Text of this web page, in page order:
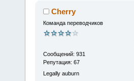
Cherry
Команда переводчиков
Сообщений: 931
Репутация: 67
Legally auburn